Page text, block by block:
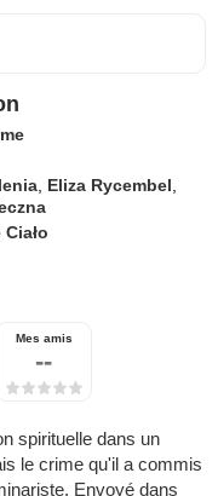
Eliza Rycembel
Ciało
Mes amis
--
spirituelle dans un
le crime qu'il a commis
Envoyé dans